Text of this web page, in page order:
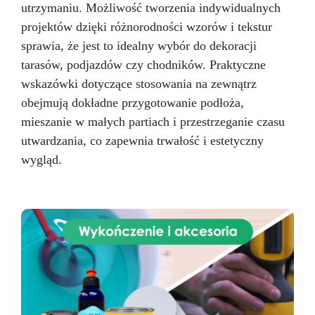
powierzchniach i podłogach z żywicą, kup teraz
nasz mały wałek z krótkim włosiem do żywic i
uzyskaj doskonałe i jednolite rezultaty! Nie
nadają się do produktów na bazie
rozpuszczalników.
utrzymaniu. Możliwość tworzenia indywidualnych
projektów dzięki różnorodności wzorów i tekstur
sprawia, że jest to idealny wybór do dekoracji
tarasów, podjazdów czy chodników. Praktyczne
wskazówki dotyczące stosowania na zewnątrz
obejmują dokładne przygotowanie podłoża,
mieszanie w małych partiach i przestrzeganie czasu
utwardzania, co zapewnia trwałość i estetyczny
wygląd.